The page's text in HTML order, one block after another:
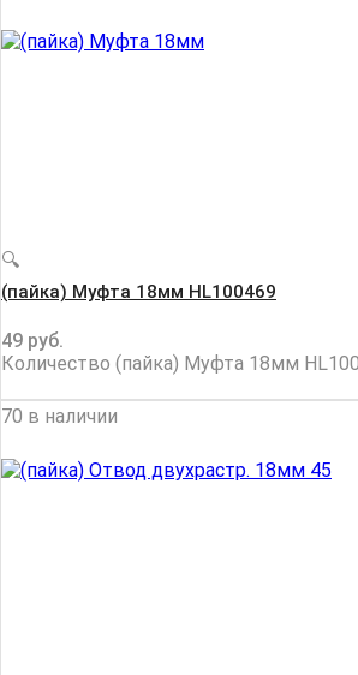
🔍
(пайка) Муфта 18мм HL100469
49 руб.
Количество (пайка) Муфта 18мм
70 в наличии